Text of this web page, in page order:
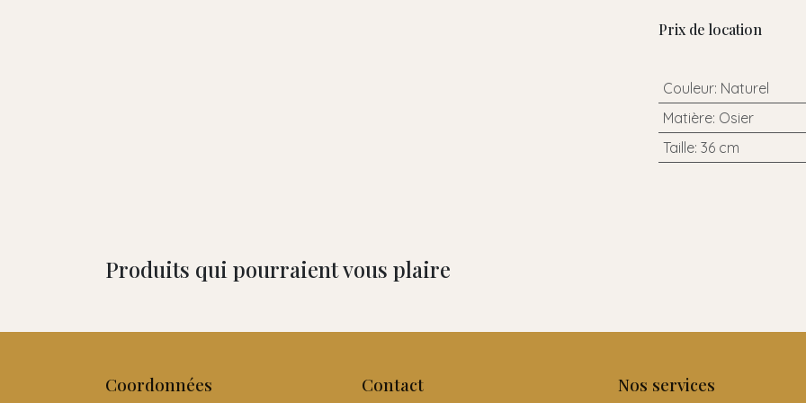
Prix de location
Couleur: Naturel
Matière: Osier
Taille: 36 cm
Produits qui pourraient vous plaire
Coordonnées Contact Nos services